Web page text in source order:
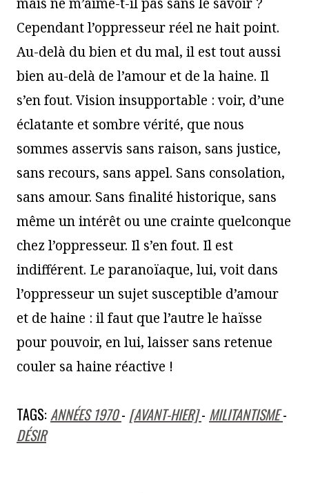
Cependant l’oppresseur réel ne hait point.
Au-delà du bien et du mal, il est tout aussi
bien au-delà de l’amour et de la haine. Il
s’en fout. Vision insupportable : voir, d’une
éclatante et sombre vérité, que nous
sommes asservis sans raison, sans justice,
sans recours, sans appel. Sans consolation,
sans amour. Sans finalité historique, sans
même un intérêt ou une crainte quelconque
chez l’oppresseur. Il s’en fout. Il est
indifférent. Le paranoïaque, lui, voit dans
l’oppresseur un sujet susceptible d’amour
et de haine : il faut que l’autre le haïsse
pour pouvoir, en lui, laisser sans retenue
couler sa haine réactive !
TAGS:ANNÉES 1970- [AVANT-HIER]- MILITANTISME-
DÉSIR